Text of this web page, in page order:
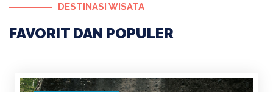
DESTINASI WISATA
FAVORIT DAN POPULER